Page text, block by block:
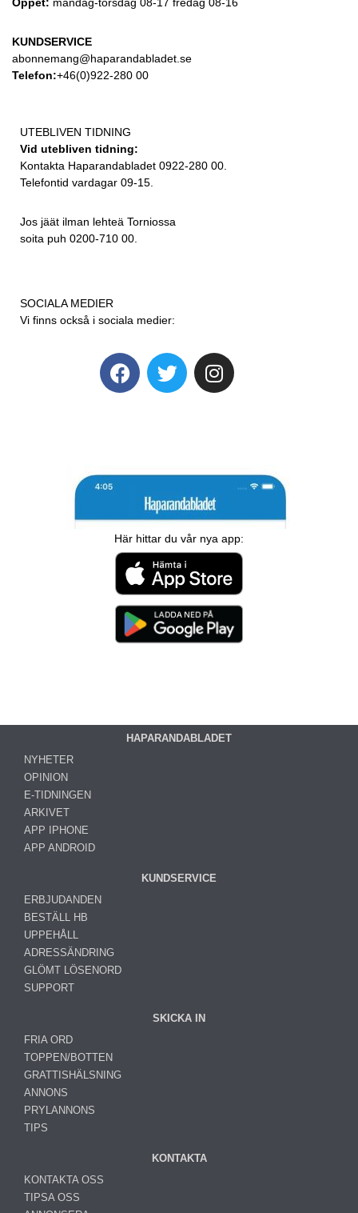
Öppet: måndag-torsdag 08-17 fredag 08-16
KUNDSERVICE
abonnemang@haparandabladet.se
Telefon:+46(0)922-280 00
UTEBLIVEN TIDNING
Vid utebliven tidning:
Kontakta Haparandabladet 0922-280 00.
Telefontid vardagar 09-15.
Jos jäät ilman lehteä Torniossa
soita puh 0200-710 00.
SOCIALA MEDIER
Vi finns också i sociala medier:
Här hittar du vår nya app:
HAPARANDABLADET
NYHETER
OPINION
E-TIDNINGEN
ARKIVET
APP IPHONE
APP ANDROID
KUNDSERVICE
ERBJUDANDEN
BESTÄLL HB
UPPEHÅLL
ADRESSÄNDRING
GLÖMT LÖSENORD
SUPPORT
SKICKA IN
FRIA ORD
TOPPEN/BOTTEN
GRATTISHÄLSNING
ANNONS
PRYLANNONS
TIPS
KONTAKTA
KONTAKTA OSS
TIPSA OSS